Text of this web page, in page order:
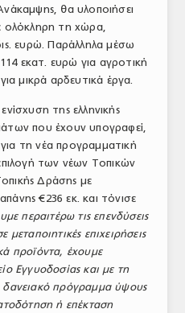
θα υλοποιήσει
ολόκληρη τη χώρα,
ευρώ. Παράλληλα μέσω
εκατ. ευρώ για αγροτική
μικρά αρδευτικά έργα.
της ελληνικής
που έχουν υπογραφεί,
τη νέα προγραμματική
των νέων Τοπικών
Δράσης με
€236 εκ. και τόνισε
περαιτέρω τις επενδύσεις
επιχειρήσεις
προϊόντα, έχουμε
Εγγυοδοσίας και με τη
δανειακό πρόγραμμα ύψους
ή επέκταση